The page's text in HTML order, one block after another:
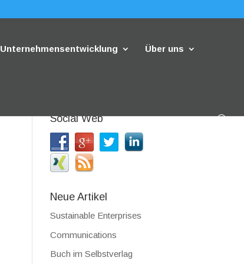
Unternehmensentwicklung Über uns
Social Web
Neue Artikel
Sustainable Enterprises
Communications
Buch im Selbstverlag